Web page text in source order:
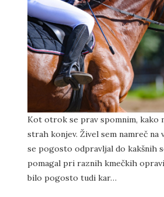
Kot otrok se prav spomnim, kako
strah konjev. Živel sem namreč na
se pogosto odpravljal do kakšnih
pomagal pri raznih kmečkih
bilo pogosto tudi kar…